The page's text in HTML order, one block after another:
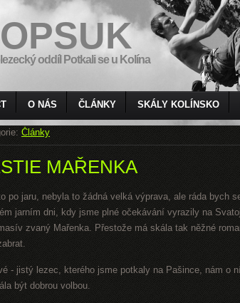
oddíl Potkali se u Kolína
O NÁS ČLÁNKY SKÁLY KOLÍNSKO
Články
MAŘENKA
po jaru, nebyla to žádná velká výprava, ale ráda bych
jarním dni, kdy jsme plné očekávání vyrazily na
zvaný Mařenka. Přestože má skála tak něžné
- jistý lezec, kterého jsme potkaly na Pašince, nám o
být dobrou volbou.